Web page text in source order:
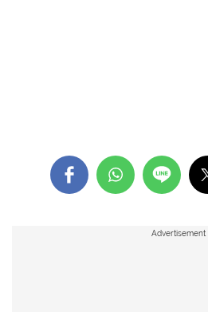
Advertisement